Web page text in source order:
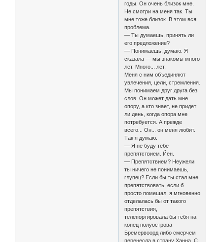
годы. Он очень близок мне.
Не смотри на меня так. Ты
мне тоже близок. В этом вся
проблема.
— Ты думаешь, принять ли
его предложение?
— Понимаешь, думаю. Я
сказала — мы знакомы много
лет. Много... лет.
Меня с ним объединяют
увлечения, цели, стремления.
Мы понимаем друг друга без
слов. Он может дать мне
опору, а кто знает, не придет
ли день, когда опора мне
потребуется. А прежде
всего... Он... он меня любит.
Так я думаю.
— Я не буду тебе
препятствием. Йен.
— Препятствием? Неужели
ты ничего не понимаешь,
глупец? Если бы ты стал мне
препятствовать, если б
просто помешал, я мгновенно
отделалась бы от такого
препятствия,
телепортировала бы тебя на
конец полуострова
Бремервоорд либо смерчем
перенесла в страну Ханна. С